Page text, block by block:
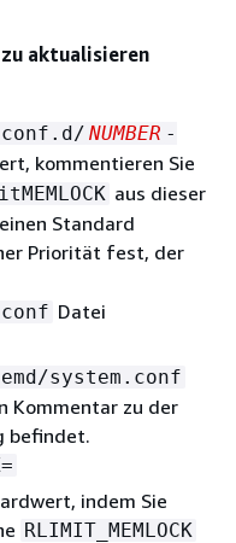
zu aktualisieren
NUMBER -
kommentieren Sie
aus dieser
Standard
Priorität fest, der
Datei
system.conf
Kommentar zu der
befindet.
indem Sie
RLIMIT_MEMLOCK